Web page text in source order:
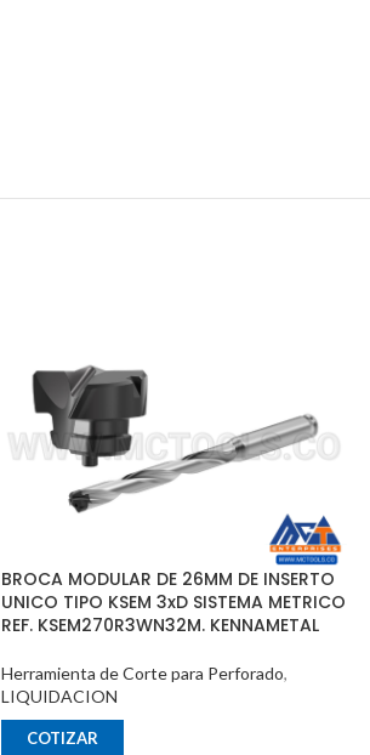
BROCA MODULAR DE 26MM DE INSERTO
UNICO TIPO KSEM 3xD SISTEMA METRICO
REF. KSEM270R3WN32M. KENNAMETAL
Herramienta de Corte para Perforado,
LIQUIDACION
COTIZAR